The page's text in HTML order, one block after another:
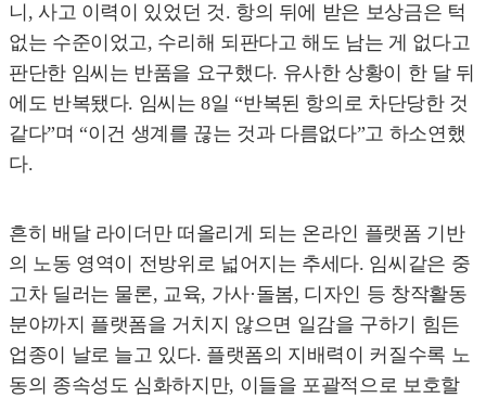
니, 사고 이력이 있었던 것. 항의 뒤에 받은 보상금은 턱
없는 수준이었고, 수리해 되판다고 해도 남는 게 없다고
판단한 임씨는 반품을 요구했다. 유사한 상황이 한 달 뒤
에도 반복됐다. 임씨는 8일 “반복된 항의로 차단당한 것
같다”며 “이건 생계를 끊는 것과 다름없다”고 하소연했
다.
흔히 배달 라이더만 떠올리게 되는 온라인 플랫폼 기반
의 노동 영역이 전방위로 넓어지는 추세다. 임씨같은 중
고차 딜러는 물론, 교육, 가사·돌봄, 디자인 등 창작활동
분야까지 플랫폼을 거치지 않으면 일감을 구하기 힘든
업종이 날로 늘고 있다. 플랫폼의 지배력이 커질수록 노
동의 종속성도 심화하지만, 이들을 포괄적으로 보호할